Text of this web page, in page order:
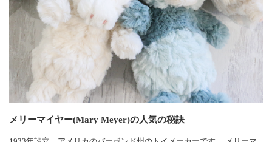
メリーマイヤー(Mary Meyer)の人気の秘訣